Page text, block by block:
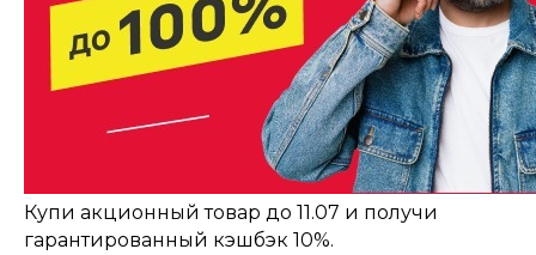
Купи акционный товар до 11.07 и получи
гарантированный кэшбэк 10%.